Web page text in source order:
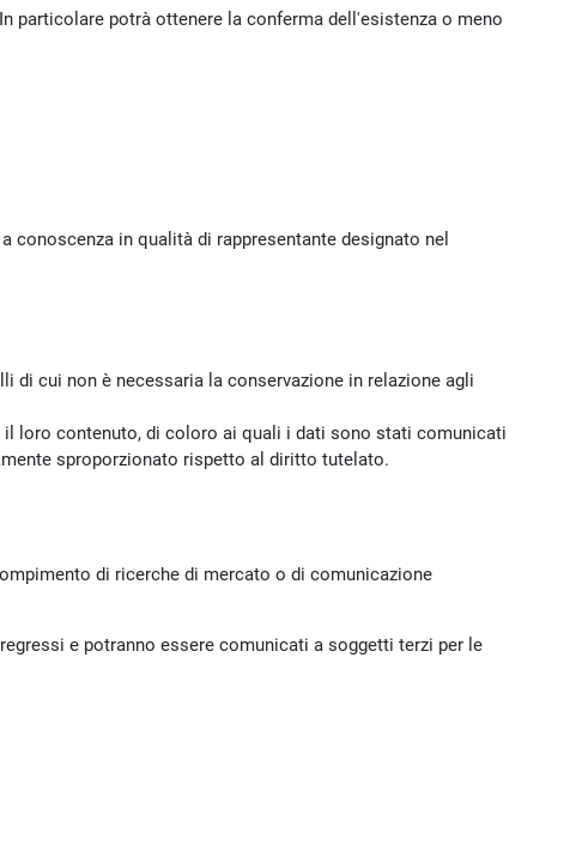
particolare potrà ottenere la conferma dell'esistenza o meno
in qualità di rappresentante designato nel
di cui non è necessaria la conservazione in relazione agli
il loro contenuto, di coloro ai quali i dati sono stati comunicati
sproporzionato rispetto al diritto tutelato.
di ricerche di mercato o di comunicazione
e potranno essere comunicati a soggetti terzi per le